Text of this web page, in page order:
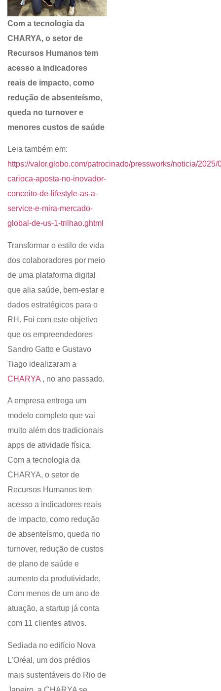
Com a tecnologia da
CHARYA, o setor de
Recursos Humanos tem
acesso a indicadores
reais de impacto, como
redução de absenteísmo,
queda no turnover e
menores custos de saúde
Leia também em:
https://valor.globo.com/patrocinado/pressworks/noticia/2025/
carioca-aposta-no-inovador-
conceito-de-lifestyle-as-a-
service-e-mira-mercado-
global-de-us-1-trilhao.ghtml
Transformar o estilo de vida
dos colaboradores por meio
de uma plataforma digital
que alia saúde, bem-estar e
dados estratégicos para o
RH. Foi com este objetivo
que os empreendedores
Sandro Gatto e Gustavo
Tiago idealizaram a
CHARYA , no ano passado.
A empresa entrega um
modelo completo que vai
muito além dos tradicionais
apps de atividade física.
Com a tecnologia da
CHARYA, o setor de
Recursos Humanos tem
acesso a indicadores reais
de impacto, como redução
de absenteísmo, queda no
turnover, redução de custos
de plano de saúde e
aumento da produtividade.
Com menos de um ano de
atuação, a startup já conta
com 11 clientes ativos.
Sediada no edifício Nova
L’Oréal, um dos prédios
mais sustentáveis do Rio de